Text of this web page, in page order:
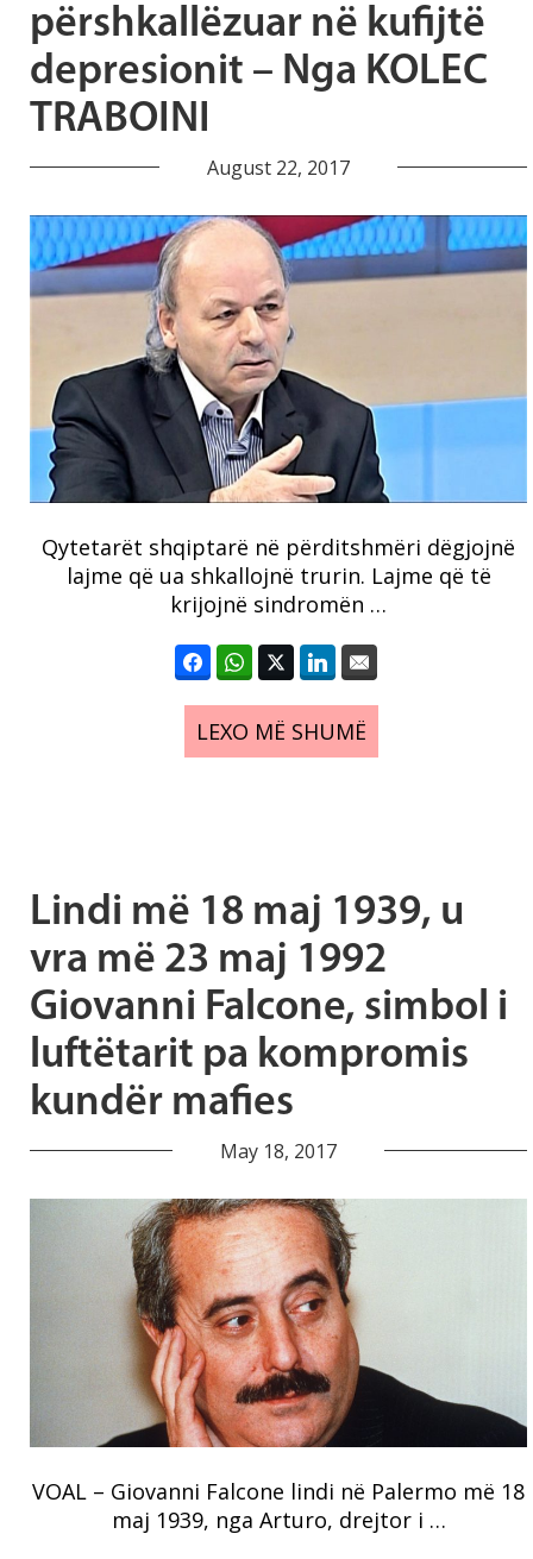
përshkallëzuar në kufijtë
depresionit – Nga KOLEC
TRABOINI
August 22, 2017
Qytetarët shqiptarë në përditshmëri dëgjojnë
lajme që ua shkallojnë trurin. Lajme që të
krijojnë sindromën …
LEXO MË SHUMË
Lindi më 18 maj 1939, u
vra më 23 maj 1992
Giovanni Falcone, simbol i
luftëtarit pa kompromis
kundër mafies
May 18, 2017
VOAL – Giovanni Falcone lindi në Palermo më 18
maj 1939, nga Arturo, drejtor i …